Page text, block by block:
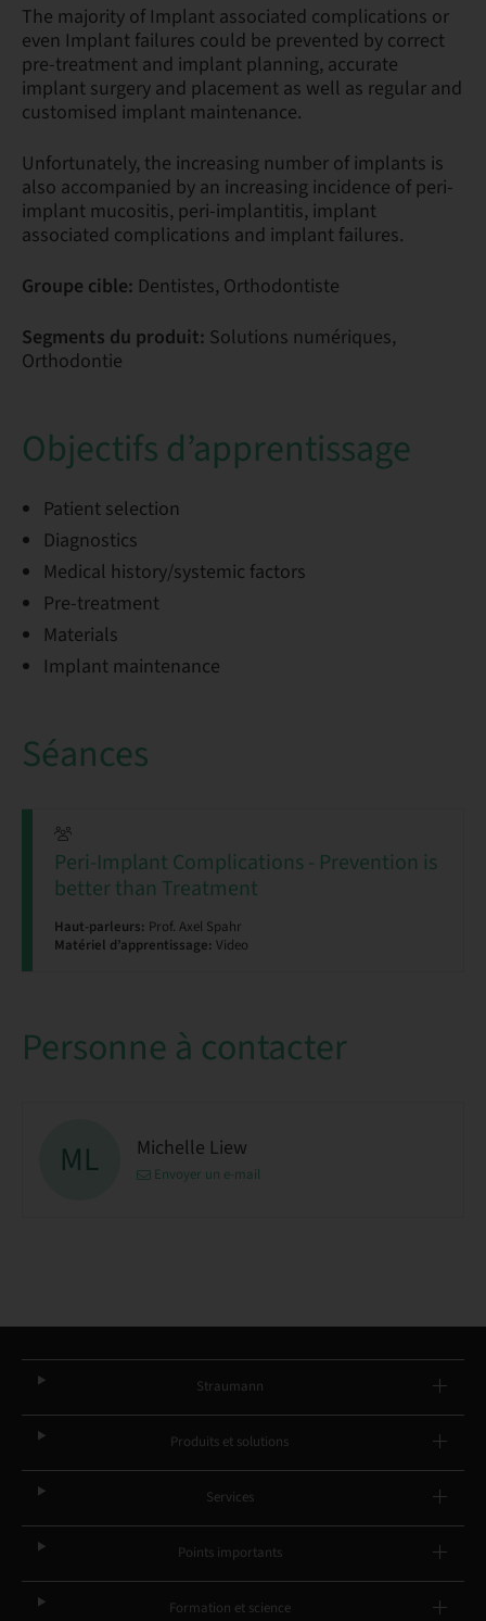
The majority of Implant associated complications or
even Implant failures could be prevented by correct
pre-treatment and implant planning, accurate
implant surgery and placement as well as regular and
customised implant maintenance.
Unfortunately, the increasing number of implants is
also accompanied by an increasing incidence of peri-
implant mucositis, peri-implantitis, implant
associated complications and implant failures.
Groupe cible: Dentistes, Orthodontiste
Segments du produit: Solutions numériques,
Orthodontie
Objectifs d’apprentissage
Patient selection
Diagnostics
Medical history/systemic factors
Pre-treatment
Materials
Implant maintenance
Séances
Peri-Implant Complications - Prevention is
better than Treatment
Haut-parleurs: Prof. Axel Spahr
Matériel d’apprentissage: Video
Personne à contacter
ML Michelle Liew
Envoyer un e-mail
Straumann
Produits et solutions
Services
Points importants
Formation et science